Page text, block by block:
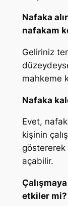
Nafaka
nafakam
Geliriniz
mahkeme
Nafaka
Evet,
kişinin
göstererek
açabilir.
etkiler mi?